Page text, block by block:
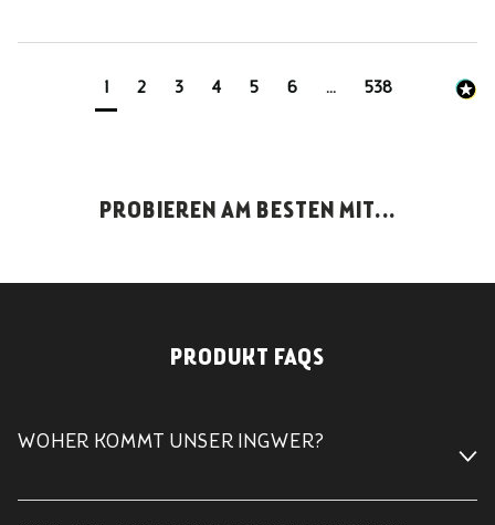
1 2 3 4 5 6 ... 538
PROBIEREN AM BESTEN MIT...
PRODUKT FAQS
WOHER KOMMT UNSER INGWER?